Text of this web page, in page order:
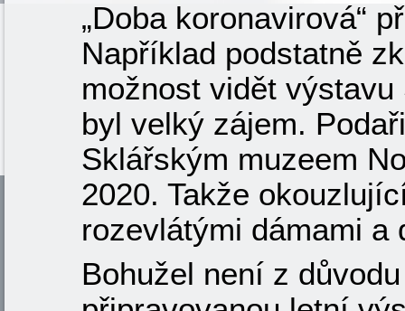
„Doba koronavirová“
Například podstatně
možnost vidět
byl velký zájem.
Sklářským muzeem
2020. Takže
rozevlátými dámami a
Bohužel není z